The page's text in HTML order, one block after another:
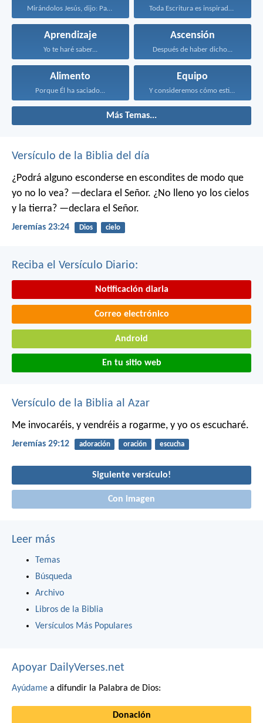
Mirándolos Jesús, dijo: Para... Toda Escritura es inspirada...
Aprendizaje
Yo te haré saber...
Ascensión
Después de haber dicho...
Alimento
Porque Él ha saciado...
Equipo
Y consideremos cómo estimularnos...
Más Temas...
Versículo de la Biblia del día
¿Podrá alguno esconderse en escondites de modo que
yo no lo vea? —declara el Señor. ¿No lleno yo los cielos
y la tierra? —declara el Señor.
Jeremías 23:24 Dios cielo
Reciba el Versículo Diario:
Notificación diaria
Correo electrónico
Android
En tu sitio web
Versículo de la Biblia al Azar
Me invocaréis, y vendréis a rogarme, y yo os escucharé.
Jeremías 29:12 adoración oración escucha
Siguiente versículo!
Con imagen
Leer más
Temas
Búsqueda
Archivo
Libros de la Biblia
Versículos Más Populares
Apoyar DailyVerses.net
Ayúdame a difundir la Palabra de Dios:
Donación